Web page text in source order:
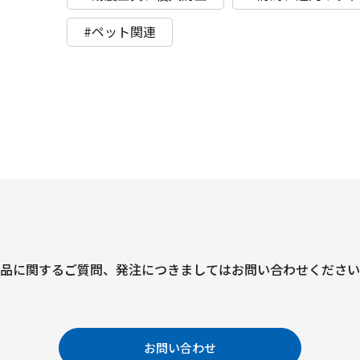
#ペット関連
に関するご質問、 発注につきましてはお問い合わせくださ
お問い合わせ